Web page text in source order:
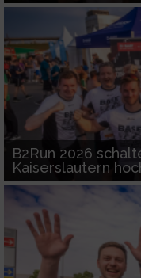
B2Run 2026
Kaiserslautern